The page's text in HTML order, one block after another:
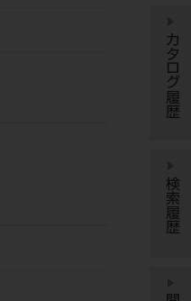
カタログ履歴
検索履歴